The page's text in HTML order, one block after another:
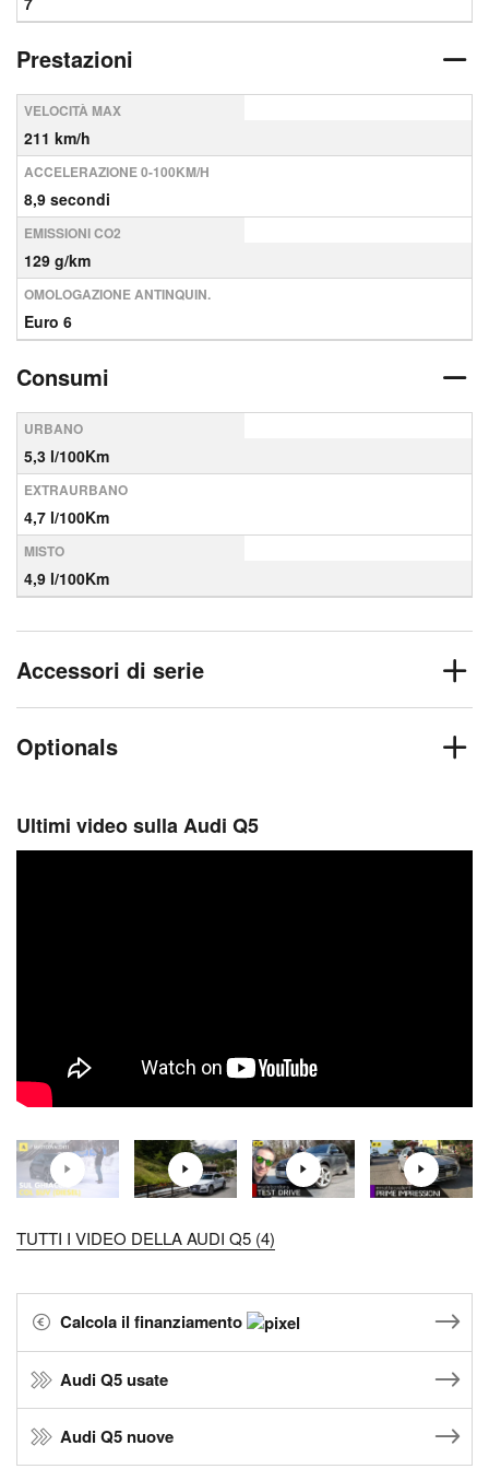
Prestazioni
VELOCITÀ MAX
211 km/h
ACCELERAZIONE 0-100KM/H
8,9 secondi
EMISSIONI CO2
129 g/km
OMOLOGAZIONE ANTINQUIN.
Euro 6
Consumi
URBANO
5,3 l/100Km
EXTRAURBANO
4,7 l/100Km
MISTO
4,9 l/100Km
Accessori di serie
Optionals
Ultimi video sulla Audi Q5
TUTTI I VIDEO DELLA AUDI Q5 (4)
Calcola il finanziamento
Audi Q5 usate
Audi Q5 nuove